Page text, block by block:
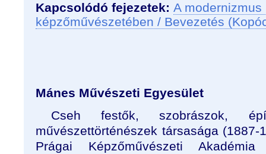
Kapcsolódó fejezetek: A
képzőművészetében / Bevezetés
Mánes Művészeti Egyesület
Cseh festők, szobrászok,
művészettörténészek társasága
Prágai Képzőművészeti